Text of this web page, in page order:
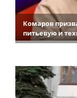
Комаров
питьевую и